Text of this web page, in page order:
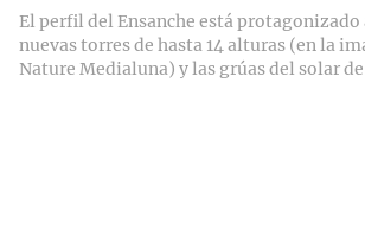
El perfil del Ensanche está protagonizado
nuevas torres de hasta 14 alturas (en la
Nature Medialuna) y las grúas del solar